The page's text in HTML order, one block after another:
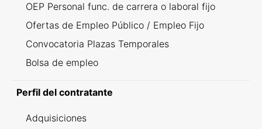
OEP Personal func. de carrera o laboral fijo
Ofertas de Empleo Público / Empleo Fijo
Convocatoria Plazas Temporales
Bolsa de empleo
Perfil del contratante
Adquisiciones